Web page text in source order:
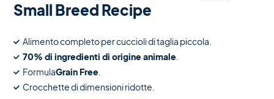
Small Breed Recipe
Alimento completo per cuccioli di taglia piccola.
70% di ingredienti di origine animale
FormulaGrain Free
Crocchette di dimensioni ridotte.